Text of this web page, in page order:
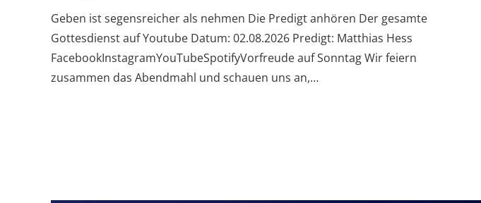
Geben ist segensreicher als nehmen Die Predigt anhören Der gesamte
Gottesdienst auf Youtube Datum: 02.08.2026 Predigt: Matthias Hess
FacebookInstagramYouTubeSpotifyVorfreude auf Sonntag Wir feiern
zusammen das Abendmahl und schauen uns an,…